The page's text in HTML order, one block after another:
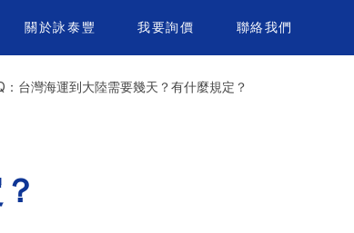
關於詠泰豐 我要詢價 聯絡我們
：台灣海運到大陸需要幾天？有什麼規定？